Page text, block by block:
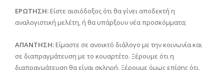
ΕΡΩΤΗΣΗ: Είστε αισιόδοξος ότι θα γίνει αποδεκτή η
αναλογιστική μελέτη, ή θα υπάρξουν νέα προσκόμματα;
ΑΠΑΝΤΗΣΗ: Είμαστε σε ανοικτό διάλογο με την κοινωνία και
σε διαπραγμάτευση με το κουαρτέτο. Ξέρουμε ότι η
διαπραγμάτευση θα είναι σκληρή. Ξέρουμε όμως επίσης ότι,